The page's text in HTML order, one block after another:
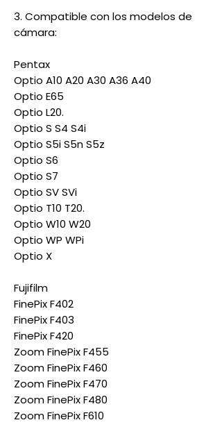
3. Compatible con los modelos de
cámara:
Pentax
Optio A10 A20 A30 A36 A40
Optio E65
Optio L20.
Optio S S4 S4i
Optio S5i S5n S5z
Optio S6
Optio S7
Optio SV SVi
Optio T10 T20.
Optio W10 W20
Optio WP WPi
Optio X
Fujifilm
FinePix F402
FinePix F403
FinePix F420
Zoom FinePix F455
Zoom FinePix F460
Zoom FinePix F470
Zoom FinePix F480
Zoom FinePix F610